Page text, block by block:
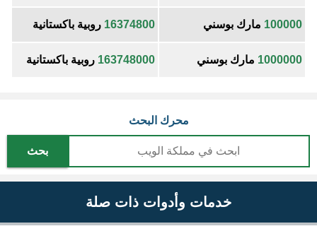
100000 مارك بوسني 16374800 روبية باكستانية
1000000 مارك بوسني 163748000 روبية باكستانية
محرك البحث
بحث
خدمات وأدوات ذات صلة